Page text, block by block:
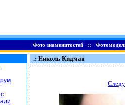
Фото знаменитостей::
.: Николь Кидман